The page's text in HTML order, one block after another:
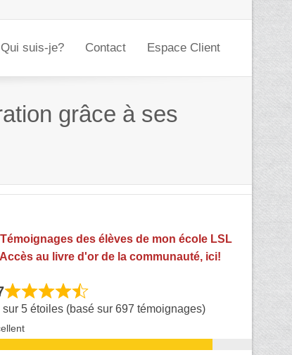
Qui suis-je? Contact Espace Client
grâce à ses
Témoignages des élèves de mon école LSL
Accès au livre d'or de la communauté, ici!
sur 5 étoiles (basé sur 697 témoignages)